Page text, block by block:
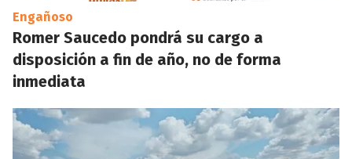
Engañoso
Romer Saucedo pondrá su cargo a
disposición a fin de año, no de forma
inmediata